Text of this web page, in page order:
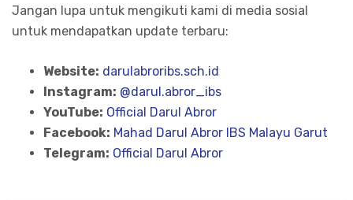
Jangan lupa untuk mengikuti kami di media sosial
untuk mendapatkan update terbaru:
Website: darulabroribs.sch.id
Instagram: @darul.abror_ibs
YouTube: Official Darul Abror
Facebook: Mahad Darul Abror IBS Malayu Garut
Telegram: Official Darul Abror